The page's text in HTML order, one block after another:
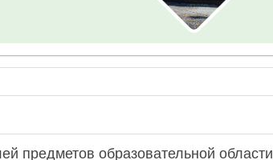
предметов образовательной области